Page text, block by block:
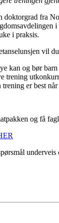
doktorgrad fra
i praksis.
vil
kan og bør barn
trening
er best
og få
underveis